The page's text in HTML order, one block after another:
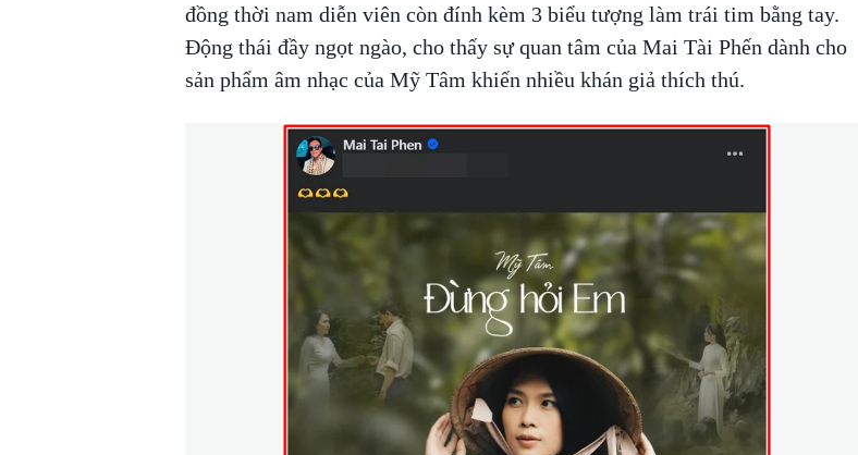
đồng thời nam diễn viên còn đính kèm 3 biểu tượng làm trái tim bằng tay.
Động thái đầy ngọt ngào, cho thấy sự quan tâm của Mai Tài Phến dành cho
sản phẩm âm nhạc của Mỹ Tâm khiến nhiều khán giả thích thú.